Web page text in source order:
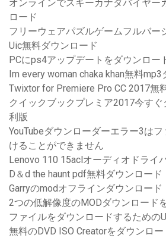
オンラインでスキーカナダバイヤー
ロード
フリーウェアパズルゲームフルバー
Uic無料ダウンロード
PCにps4アップデートをダウンロー
Im every woman chaka khan無料
Twixtor for Premiere Pro CC 2017無
クイックブックプレミア2017今す
利版
YouTubeダウンローダーエラー3は
けることができません
Lenovo 110 15aclオーディオドライ
D＆d the haunt pdf無料ダウンロード
Garryのmodオフラインダウンロード
2つの低解像度のMODダウンロード
ファイルをダウンロードするための
無料のDVD ISO Creatorをダウンロー